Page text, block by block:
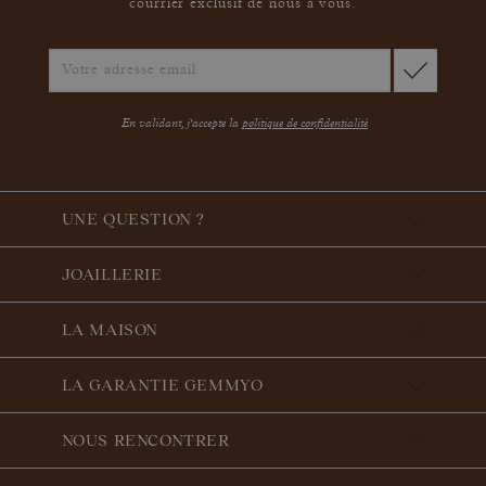
courrier exclusif de nous à vous.
En validant, j'accepte la politique de confidentialité
UNE QUESTION ?
JOAILLERIE
LA MAISON
LA GARANTIE GEMMYO
NOUS RENCONTRER